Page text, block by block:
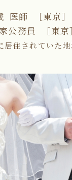
医師 ［東京］
公務員 ［東京
住されていた地